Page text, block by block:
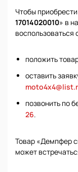
Чтобы
17014020010» в
воспользоваться
положить
оставить
позвонить по
26.
Товар «Демпфер
может